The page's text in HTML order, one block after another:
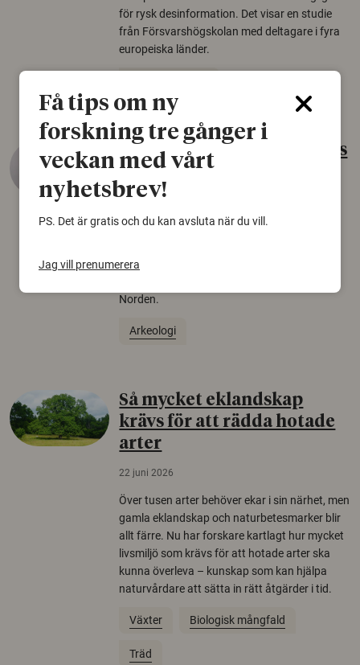
för rysk desinformation. Det visar en studie
från Försvarshögskolan med deltagare i fyra
europeiska länder.
Gammalt skinn var Sveriges
äldsta sko
22 juni 2026
Det som arkeologer länge trodde var en
gammal sko. Fyndet bär spår av romerskt
Norden.
Arkeologi
Så mycket eklandskap
krävs för att rädda hotade
arter
22 juni 2026
Över tusen arter behöver ekar i sin närhet, men
gamla eklandskap och naturbetesmarker blir
allt färre. Nu har forskare kartlagt hur mycket
livsmiljö som krävs för att hotade arter ska
kunna överleva – kunskap som kan hjälpa
naturvårdare att sätta in rätt åtgärder i tid.
Växter Biologisk mångfald
Träd
Få tips om ny
forskning tre gånger i
veckan med vårt
nyhetsbrev!
PS. Det är gratis och du kan avsluta när du vill.
Jag vill prenumerera